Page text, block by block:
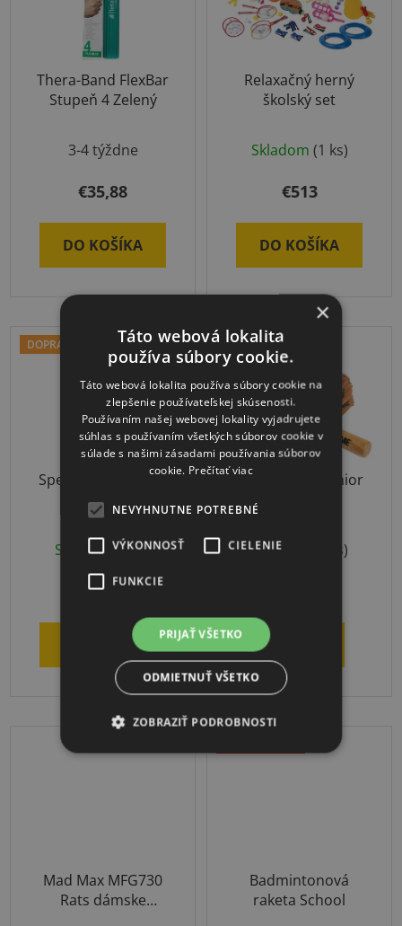
Thera-Band FlexBar
Stupeň 4 Zelený
hodnotenie
produktu
5,0
z
3-4 týždne
€35,88
DO KOŠÍKA
Relaxačný herný
školský set
Skladom (1 ks)
€513
DO KOŠÍKA
DOPRAVA ZADARMO
Spectrum trenažér
presnosti
Skladom(1 ks)
€268,99
DO KOŠÍKA
Baseball SET Junior
Skladom (1 ks)
Mad Max MFG730
Rats dámske
Badmintonová
raketa School
×
Táto webová lokalita
používa súbory cookie.
Táto webová lokalita používa súbory cookie na
zlepšenie používateľskej skúsenosti.
Používaním našej webovej lokality vyjadrujete
súhlas s používaním všetkých súborov cookie v
súlade s našimi zásadami používania súborov
cookie. Prečítať viac
NEVYHNUTNE POTREBNÉ
VÝKONNOSŤ CIELENIE
FUNKCIE
PRIJAŤ VŠETKO
ODMIETNUŤ VŠETKO
ZOBRAZIŤ PODROBNOSTI